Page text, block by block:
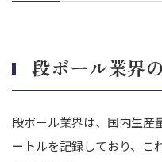
段ボール業界
段ボール業界は、国内生産
ートルを記録しており、こ